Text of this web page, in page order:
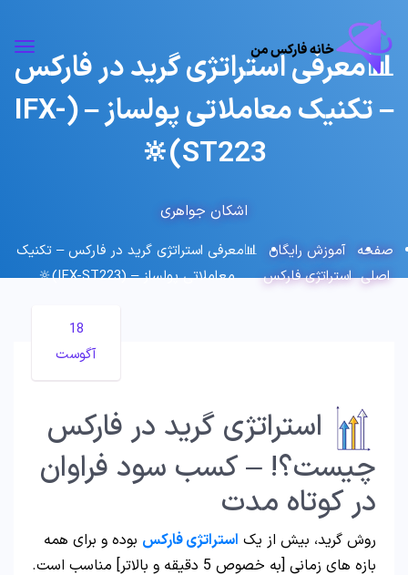
📊معرفی استراتژی گرید در فارکس
– تکنیک معاملاتی پولساز – (IFX-
ST223)🔆
اشکان جواهری
صفحه
اصلی
آموزش رایگان
استراتژی فارکس
📊معرفی استراتژی گرید در فارکس – تکنیک
معاملاتی پولساز – (IFX-ST223)🔆
18
آگوست
استراتژی گرید در فارکس
چیست؟! – کسب سود فراوان
در کوتاه مدت
روش گرید، بیش از یک استراتژی فارکس بوده و برای همه
بازه های زمانی [به خصوص 5 دقیقه و بالاتر] مناسب است.